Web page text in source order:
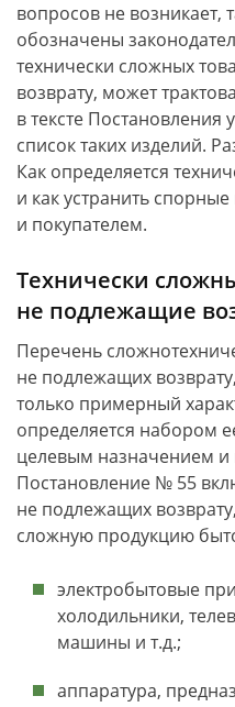
вопросов не возникает,
обозначены
технически сложных
возврату, может
в тексте
список таких изделий.
Как определяется
и как устранить
и покупателем.
Технически
не подлежащие
Перечень
не подлежащих
только примерный
определяется набором
целевым назначением
Постановление № 55
не подлежащих
сложную продукцию
электробытовые
холодильники,
машины и т.д.;
аппаратура,